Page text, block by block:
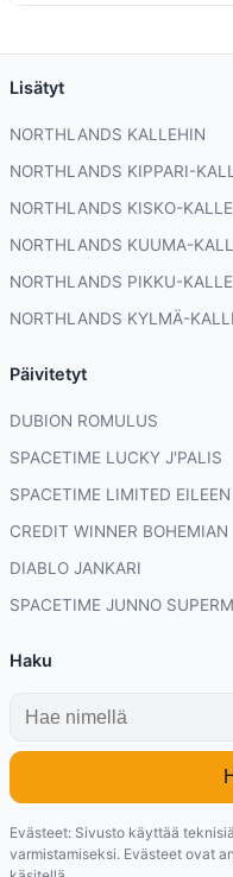
Lisätyt
NORTHLANDS KALLEHIN
NORTHLANDS KIPPARI-
NORTHLANDS KISKO-KALLE
NORTHLANDS KUUMA-
NORTHLANDS PIKKU-KALLE
NORTHLANDS KYLMÄ-
Päivitetyt
DUBION ROMULUS
SPACETIME LUCKY J'PALIS
SPACETIME LIMITED EILEEN
CREDIT WINNER BOHEMIAN
DIABLO JANKARI
SPACETIME JUNNO
Haku
Evästeet: Sivusto käyttää
varmistamiseksi. Evästeet ovat